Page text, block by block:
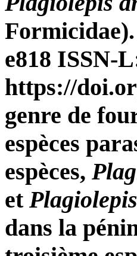
e818 ISSN-
https://
genre de
espèces
espèces,
et
dans la